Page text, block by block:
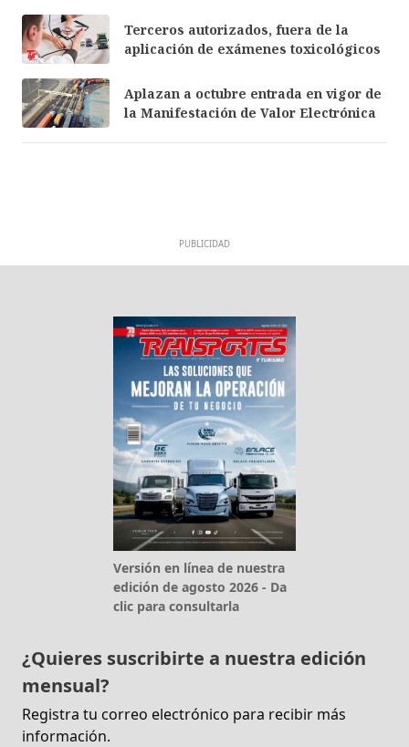
Terceros autorizados, fuera de la
aplicación de exámenes toxicológicos
Aplazan a octubre entrada en vigor de
la Manifestación de Valor Electrónica
PUBLICIDAD
Versión en línea de nuestra
edición de agosto 2026 - Da
clic para consultarla
¿Quieres suscribirte a nuestra edición
mensual?
Registra tu correo electrónico para recibir más
información.